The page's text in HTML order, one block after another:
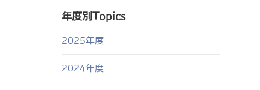
年度別Topics
2025年度
2024年度